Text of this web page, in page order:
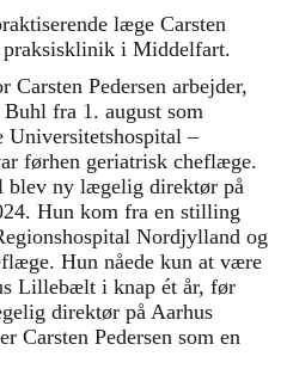
læge Carsten
praksisklinik i Middelfart.
Pedersen arbejder,
fra 1. august som
–
førhen geriatrisk cheflæge.
blev ny lægelig direktør på
Hun kom fra en stilling
Nordjylland og
Hun nåede kun at være
Lillebælt i knap ét år, før
direktør på Aarhus
Carsten Pedersen som en